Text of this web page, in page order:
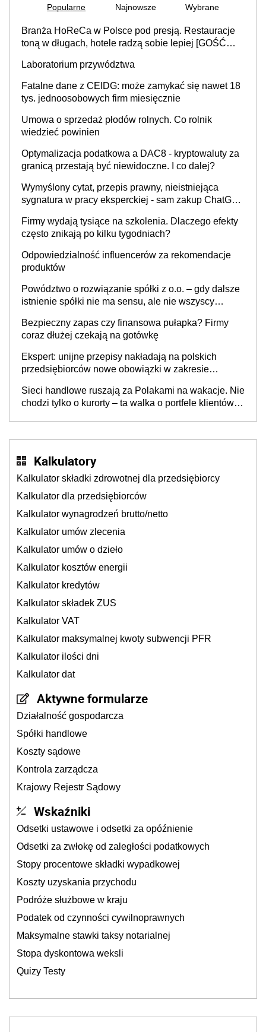
Popularne Najnowsze Wybrane
Branża HoReCa w Polsce pod presją. Restauracje
toną w długach, hotele radzą sobie lepiej [GOŚĆ
Laboratorium przywództwa
Fatalne dane z CEIDG: może zamykać się nawet 18
tys. jednoosobowych firm miesięcznie
Umowa o sprzedaż płodów rolnych. Co rolnik
wiedzieć powinien
Optymalizacja podatkowa a DAC8 - kryptowaluty za
granicą przestają być niewidoczne. I co dalej?
Wymyślony cytat, przepis prawny, nieistniejąca
sygnatura w pracy eksperckiej - sam zakup ChatGPT
Firmy wydają tysiące na szkolenia. Dlaczego efekty
często znikają po kilku tygodniach?
Odpowiedzialność influencerów za rekomendacje
produktów
Powództwo o rozwiązanie spółki z o.o. – gdy dalsze
istnienie spółki nie ma sensu, ale nie wszyscy
Bezpieczny zapas czy finansowa pułapka? Firmy
coraz dłużej czekają na gotówkę
Ekspert: unijne przepisy nakładają na polskich
przedsiębiorców nowe obowiązki w zakresie
Sieci handlowe ruszają za Polakami na wakacje. Nie
chodzi tylko o kurorty – ta walka o portfele klientów
Kalkulatory
Kalkulator składki zdrowotnej dla przedsiębiorcy
Kalkulator dla przedsiębiorców
Kalkulator wynagrodzeń brutto/netto
Kalkulator umów zlecenia
Kalkulator umów o dzieło
Kalkulator kosztów energii
Kalkulator kredytów
Kalkulator składek ZUS
Kalkulator VAT
Kalkulator maksymalnej kwoty subwencji PFR
Kalkulator ilości dni
Kalkulator dat
Aktywne formularze
Działalność gospodarcza
Spółki handlowe
Koszty sądowe
Kontrola zarządcza
Krajowy Rejestr Sądowy
Wskaźniki
Odsetki ustawowe i odsetki za opóźnienie
Odsetki za zwłokę od zaległości podatkowych
Stopy procentowe składki wypadkowej
Koszty uzyskania przychodu
Podróże służbowe w kraju
Podatek od czynności cywilnoprawnych
Maksymalne stawki taksy notarialnej
Stopa dyskontowa weksli
Quizy Testy